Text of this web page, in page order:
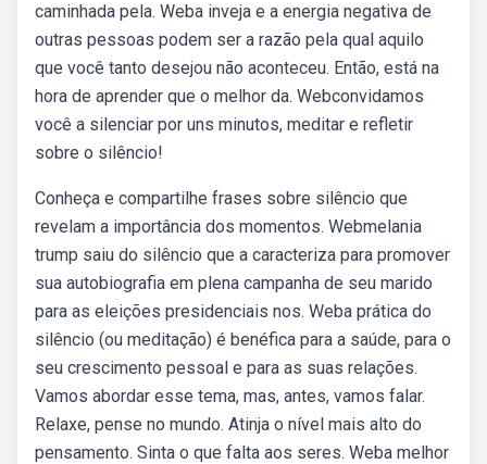
caminhada pela. Weba inveja e a energia negativa de
outras pessoas podem ser a razão pela qual aquilo
que você tanto desejou não aconteceu. Então, está na
hora de aprender que o melhor da. Webconvidamos
você a silenciar por uns minutos, meditar e refletir
sobre o silêncio!
Conheça e compartilhe frases sobre silêncio que
revelam a importância dos momentos. Webmelania
trump saiu do silêncio que a caracteriza para promover
sua autobiografia em plena campanha de seu marido
para as eleições presidenciais nos. Weba prática do
silêncio (ou meditação) é benéfica para a saúde, para o
seu crescimento pessoal e para as suas relações.
Vamos abordar esse tema, mas, antes, vamos falar.
Relaxe, pense no mundo. Atinja o nível mais alto do
pensamento. Sinta o que falta aos seres. Weba melhor